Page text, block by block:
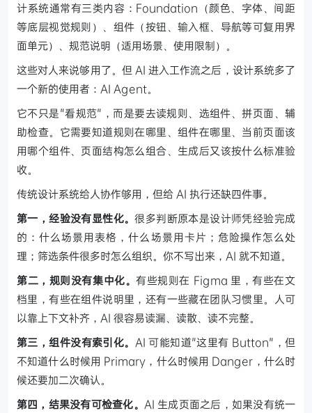
计系统通常有三类内容：Foundation（颜色、字体、间距
等底层视觉规则）、组件（按钮、输入框、导航等可复用界
面单元）、规范说明（适用场景、使用限制）。
这些对人来说够用了。但 AI 进入工作流之后，设计系统多了
一个新的使用者：AI Agent。
它不只是"看规范"，而是要去读规则、选组件、拼页面、辅
助检查。它需要知道规则在哪里、组件在哪里、当前页面该
用哪个组件、页面结构怎么组合、生成后又该按什么标准验
收。
传统设计系统给人协作够用，但给 AI 执行还缺四件事。
第一，经验没有显性化。很多判断原本是设计师凭经验完成
的：什么场景用表格，什么场景用卡片；危险操作怎么处
理；筛选条件很多时怎么组织。你不写出来，AI 就不知道。
第二，规则没有集中化。有些规则在 Figma 里，有些在文
档里，有些在组件说明里，还有一些藏在团队习惯里。人可
以靠上下文补齐，AI 很容易读漏、读散、读不完整。
第三，组件没有索引化。 AI 可能知道"这里有 Button"，但
不知道什么时候用 Primary，什么时候用 Danger，什么时
候还要加二次确认。
第四，结果没有可检查化。 AI 生成页面之后，如果没有统一